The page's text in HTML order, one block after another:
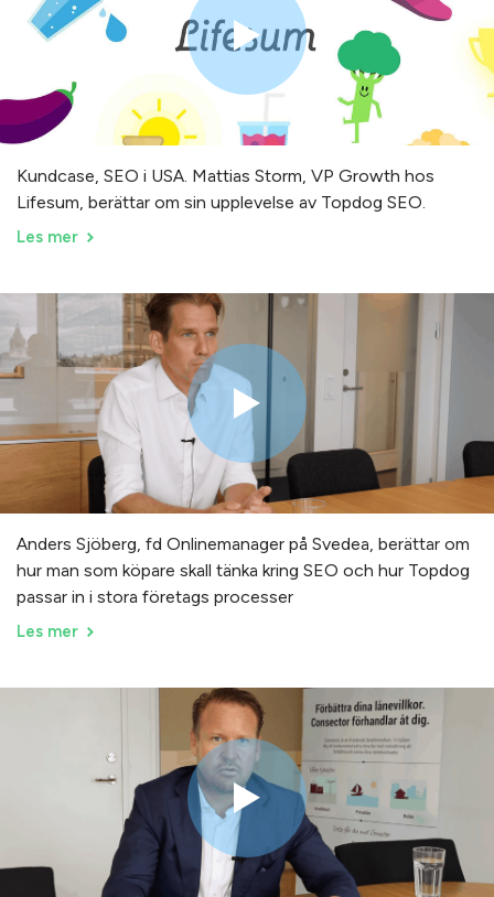
Kundcase, SEO i USA. Mattias Storm, VP Growth hos
Lifesum, berättar om sin upplevelse av Topdog SEO.
Les mer
Anders Sjöberg, fd Onlinemanager på Svedea, berättar om
hur man som köpare skall tänka kring SEO och hur Topdog
passar in i stora företags processer
Les mer